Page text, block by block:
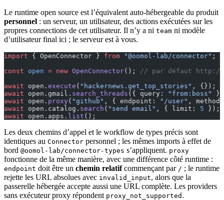
Le runtime open source est l’équivalent auto-hébergeable du produit
personnel : un serveur, un utilisateur, des actions exécutées sur les
propres connections de cet utilisateur. Il n’y a ni team ni modèle
d’utilisateur final ici ; le serveur est à vous.
import { OpenConnector } from "@oomol-lab/connector" ;
const open = new OpenConnector();
// par défaut http://
await open. execute ( "hackernews.get_top_stories" ,
await open.gmail. search_threads ({ query: "from:boss"
await open. proxy( "github" , { endpoint: "/user" ,
await open.catalog. search ( "send email" , { limit: 5
await open.apps. list
Les deux chemins d’appel et le workflow de types précis sont
identiques au Connector personnel ; les mêmes imports à effet de
bord @oomol-lab/connector-types s’appliquent. proxy
fonctionne de la même manière, avec une différence côté runtime :
endpoint doit être un chemin relatifcommençant par / ; le runtime
rejette les URL absolues avec invalid_input, alors que la
passerelle hébergée accepte aussi une URL complète. Les providers
sans exécuteur proxy répondent proxy_not_supported .